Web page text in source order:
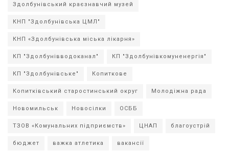
Здолбунівський краєзнавчий музей
КНП "Здолбунівська ЦМЛ"
КНП «Здолбунівська міська лікарня»
КП "Здолбунівводоканал" КП "Здолбунівкомуненергія"
КП "Здолбунівське" Копиткове
Копитківський старостинський округ Молодіжна рада
Новомильськ Новосілки ОСББ
ТЗОВ «Комунальних підприємств» ЦНАП благоустрій
бюджет важка атлетика вакансії